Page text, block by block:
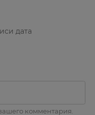
дата
комментария.